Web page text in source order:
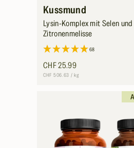
Kussmund
Lysin-Komplex mit Selen und
Zitronenmelisse
68
Normaler
Preis
CHF 25.99
Grundpreis
CHF 506.63 / pro
kg